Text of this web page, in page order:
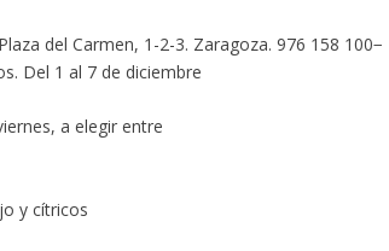
del Carmen, 1-2-3. Zaragoza. 976 158 100−
Del 1 al 7 de diciembre
a elegir entre
y cítricos